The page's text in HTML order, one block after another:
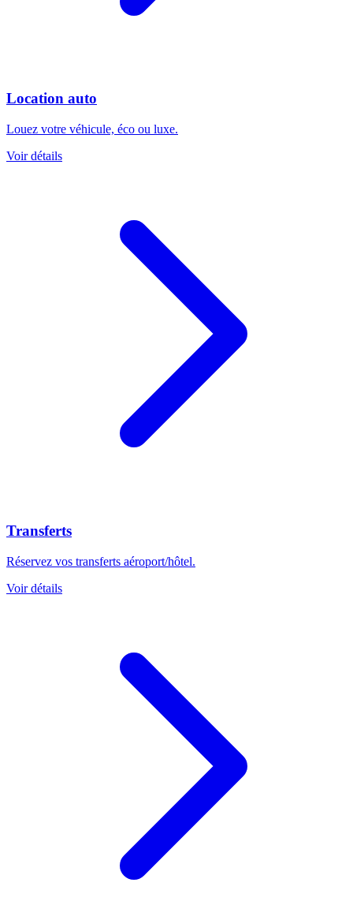
Location auto
Louez votre véhicule, éco ou luxe.
Voir détails
Transferts
Réservez vos transferts aéroport/hôtel.
Voir détails